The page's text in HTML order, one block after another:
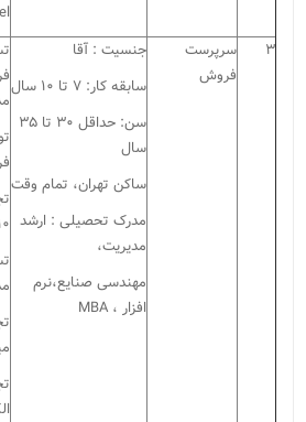
۳
سرپرست
فروش
جنسیت : آقا
سابقه کار: ۷ تا ۱۰ سال
سن: حداقل ۳۰ تا ۳۵
سال
ساکن تهران، تمام وقت
مدرک تحصیلی : ارشد
مدیریت،
مهندسی صنایع،نرم
افزار ،MBA
۱۰